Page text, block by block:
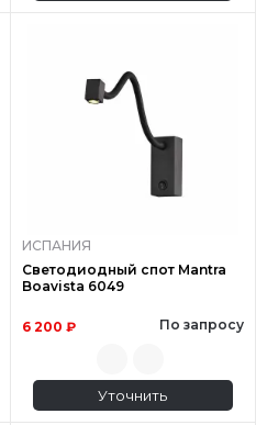
ИСПАНИЯ
Светодиодный спот Mantra
Boavista 6049
6 200 ₽ По запросу
Уточнить